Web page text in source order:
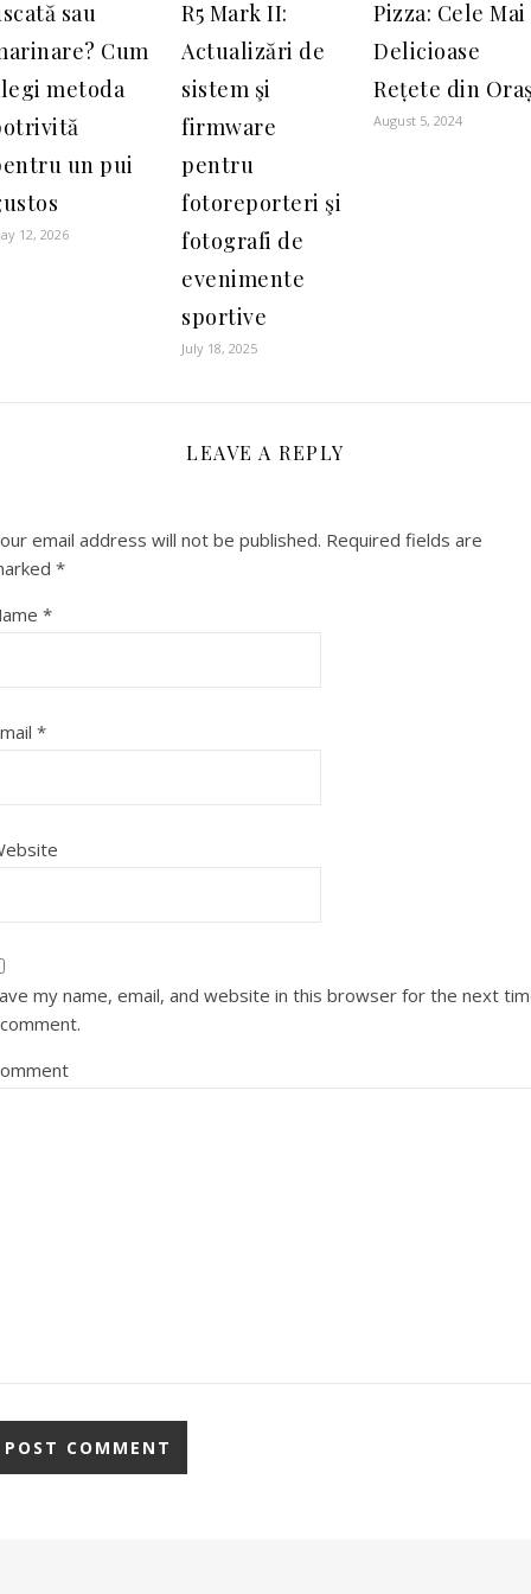
sau
Cum
metoda
un pui
12, 2026
R5 Mark II:
Actualizări de
sistem şi
firmware
pentru
fotoreporteri şi
fotografi de
evenimente
sportive
July 18, 2025
Pizza: Cele Mai
Delicioase
Rețete din
August 5, 2024
LEAVE A REPLY
email address will not be published. Required fields are
*
*
*
my name, email, and website in this browser for the next